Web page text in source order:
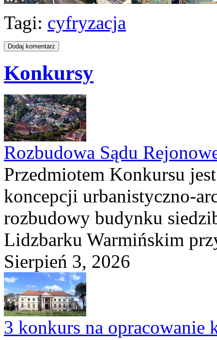
Tagi: cyfryzacja
Konkursy
Rozbudowa Sądu
Przedmiotem Konkursu
koncepcji urbanistyczno-
rozbudowy budynku
Lidzbarku Warmińskim
Sierpień 3, 2026
3 konkurs na opracowanie